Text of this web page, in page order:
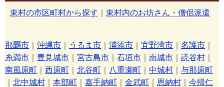
東村の市区町村から探す 東村内のお坊さん・僧侶派遣
那覇市 沖縄市 うるま市 浦添市 宜野湾市 名護市
糸満市
豊見城市 宮古島市 石垣市 南城市 読谷村
南風原町
西原町 北谷町 八重瀬町 中城村
与那原町
北中城村 本部町 嘉手納町 金武町 恩納村
今帰仁